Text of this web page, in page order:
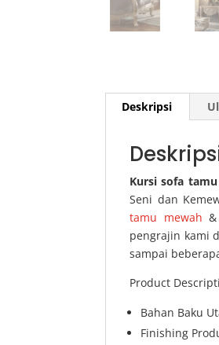
Deskripsi
Kursi sofa
Seni dan
tamu mewah
pengrajin kami
sampai
Product
Bahan Baku
Finishing